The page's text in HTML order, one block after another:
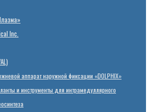
Inc.
аппарат наружной фиксации «DOLPHIX»
и инструменты для интрамедуллярного